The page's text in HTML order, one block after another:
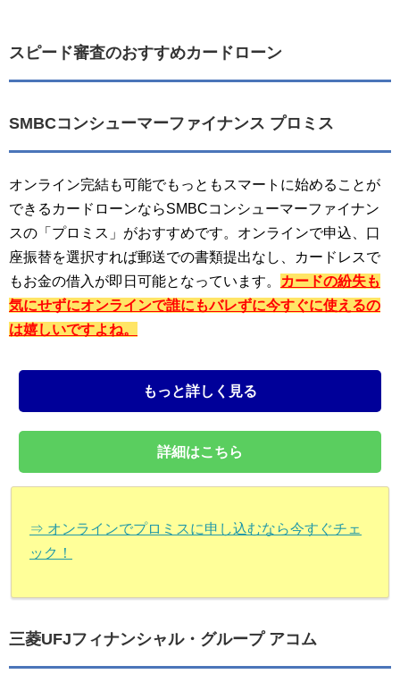
スピード審査のおすすめカードローン
SMBCコンシューマーファイナンス プロミス
オンライン完結も可能でもっともスマートに始めることが
できるカードローンならSMBCコンシューマーファイナン
スの「プロミス」がおすすめです。オンラインで申込、口
座振替を選択すれば郵送での書類提出なし、カードレスで
もお金の借入が即日可能となっています。
カードの紛失も
気にせずにオンラインで誰にもバレずに今すぐに使えるの
は嬉しいですよね。
もっと詳しく見る
詳細はこちら
⇒ オンラインでプロミスに申し込むなら今すぐチェ
ック！
三菱UFJフィナンシャル・グループ アコム